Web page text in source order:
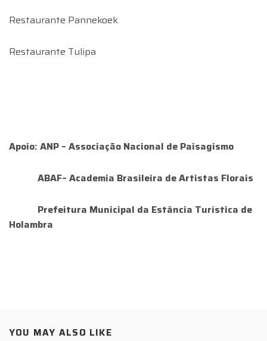
Restaurante Pannekoek
Restaurante Tulipa
Apoio: ANP – Associação Nacional de Paisagismo
ABAF– Academia Brasileira de Artistas Florais
Prefeitura Municipal da Estância Turística de
Holambra
YOU MAY ALSO LIKE